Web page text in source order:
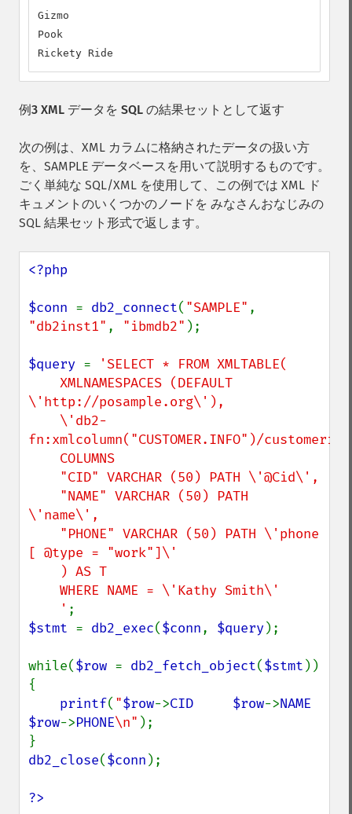
Gizmo
Pook
Rickety Ride
例3 XML データを SQL の結果セットとして返す
次の例は、XML カラムに格納されたデータの扱い方
を、SAMPLE データベースを用いて説明するものです。
ごく単純な SQL/XML を使用して、この例では XML ド
キュメントのいくつかのノードを みなさんおなじみの
SQL 結果セット形式で返します。
<?php
$conn = db2_connect( "SAMPLE"
"db2inst1" , "ibmdb2" );
$query =
'SELECT * FROM XMLTABLE(
\'http://posample.org\'),
fn:xmlcolumn("CUSTOMER.INFO")/
\'name\',
[ @type = "work"]\'
    '
$stmt = db2_exec($conn, $query);
while($row = db2_fetch_object($stmt ))
{
printf( "$row->CID $row->NAME
$row->PHONE\n" );
db2_close($conn );
?>